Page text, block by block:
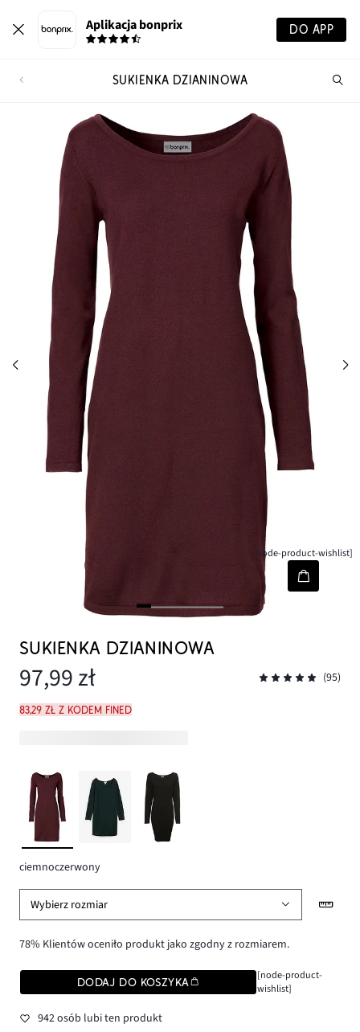
Aplikacja bonprix DO APP
SUKIENKA DZIANINOWA
[node-product-wishlist]
SUKIENKA DZIANINOWA
97,99 zł (95)
83,29 zł z kodem FINED
ciemnoczerwony
Wybierz rozmiar
78% Klientów oceniło produkt jako zgodny z rozmiarem.
DODAJ DO KOSZYKA
[node-product-
wishlist]
942 osób lubi ten produkt